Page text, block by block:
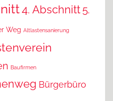
4. Abschnitt 5.
Weg Altlastensanierung
Baufirmen
Bürgerbüro